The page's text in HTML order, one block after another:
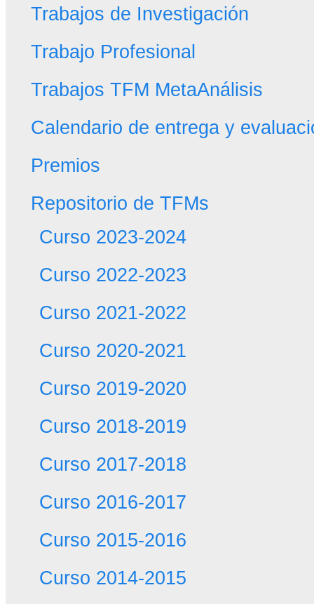
Trabajos de Investigación
Trabajo Profesional
Trabajos TFM MetaAnálisis
Calendario de entrega y
Premios
Repositorio de TFMs
Curso 2023-2024
Curso 2022-2023
Curso 2021-2022
Curso 2020-2021
Curso 2019-2020
Curso 2018-2019
Curso 2017-2018
Curso 2016-2017
Curso 2015-2016
Curso 2014-2015